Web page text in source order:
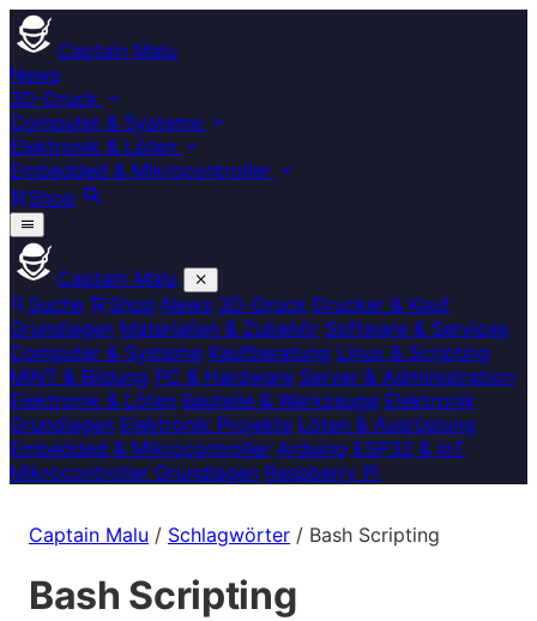
Captain Malu
News
3D-Druck
Computer & Systeme
Elektronik & Löten
Embedded & Mikrocontroller
Shop
Captain Malu
Suche
Shop News 3D-Druck Drucker & Kauf
Grundlagen Materialien & Zubehör Software & Services
Computer & Systeme Kaufberatung Linux & Scripting
MINT & Bildung PC & Hardware Server & Administration
Elektronik & Löten Bauteile & Werkzeuge Elektronik
Grundlagen Elektronik Projekte Löten & Ausrüstung
Embedded & Mikrocontroller Arduino ESP32 & IoT
Mikrocontroller Grundlagen Raspberry Pi
Captain Malu / Schlagwörter / Bash Scripting
Bash Scripting